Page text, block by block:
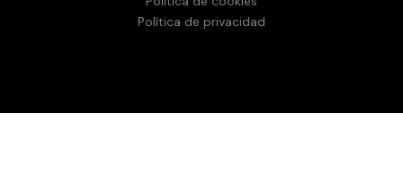
Política de privacidad